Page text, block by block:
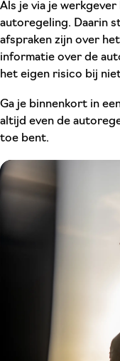
Als je via je
autoregeling. Daarin
afspraken zijn over
informatie over de
het eigen risico bij
Ga je binnenkort in
altijd even de
toe bent.